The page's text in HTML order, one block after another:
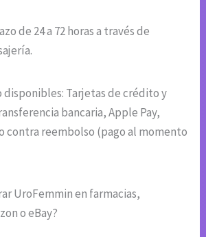
de 24 a 72 horas a través de
disponibles: Tarjetas de crédito y
bancaria, Apple Pay,
contra reembolso (pago al momento
UroFemmin en farmacias,
o eBay?